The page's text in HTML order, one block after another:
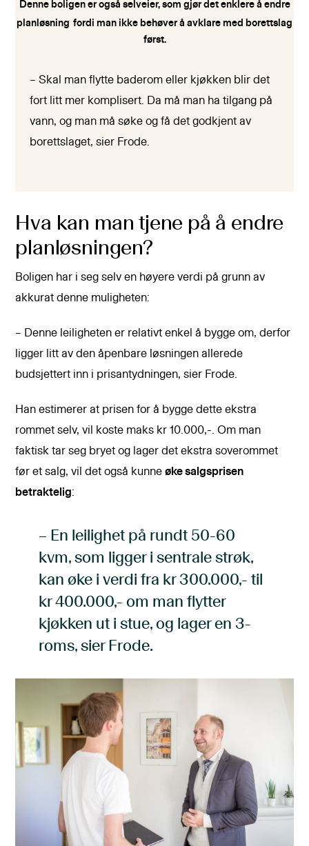
Denne boligen er også selveier, som gjør det enklere å endre
planløsning fordi man ikke behøver å avklare med borettslag
først.
– Skal man flytte baderom eller kjøkken blir det
fort litt mer komplisert. Da må man ha tilgang på
vann, og man må søke og få det godkjent av
borettslaget, sier Frode.
Hva kan man tjene på å endre
planløsningen?
Boligen har i seg selv en høyere verdi på grunn av
akkurat denne muligheten:
– Denne leiligheten er relativt enkel å bygge om, derfor
ligger litt av den åpenbare løsningen allerede
budsjettert inn i prisantydningen, sier Frode.
Han estimerer at prisen for å bygge dette ekstra
rommet selv, vil koste maks kr 10.000,-. Om man
faktisk tar seg bryet og lager det ekstra soverommet
før et salg, vil det også kunneøke salgsprisen
betraktelig:
– En leilighet på rundt 50-60
kvm, som ligger i sentrale strøk,
kan øke i verdi fra kr 300.000,- til
kr 400.000,- om man flytter
kjøkken ut i stue, og lager en 3-
roms, sier Frode.